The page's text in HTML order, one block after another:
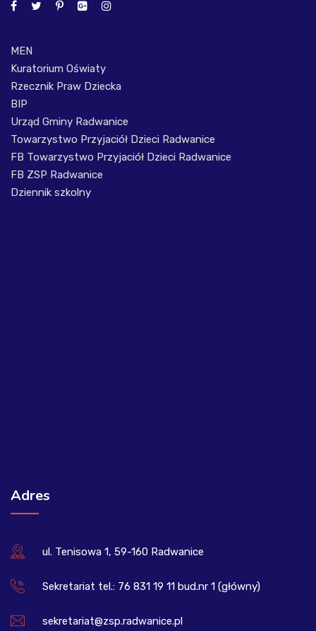
MEN
Kuratorium Oświaty
Rzecznik Praw Dziecka
BIP
Urząd Gminy Radwanice
Towarzystwo Przyjaciół Dzieci Radwanice
FB Towarzystwo Przyjaciół Dzieci Radwanice
FB ZSP Radwanice
Dziennik szkolny
Adres
ul. Tenisowa 1, 59-160 Radwanice
Sekretariat tel.: 76 831 19 11 bud.nr 1 (główny)
sekretariat@zsp.radwanice.pl